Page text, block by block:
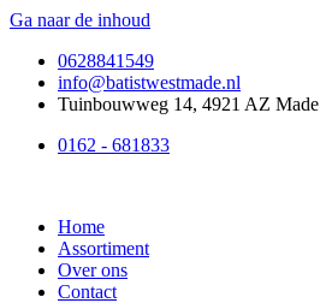
Ga naar de inhoud
0628841549
info@batistwestmade.nl
Tuinbouwweg 14, 4921 AZ Made
0162 - 681833
Home
Assortiment
Over ons
Contact